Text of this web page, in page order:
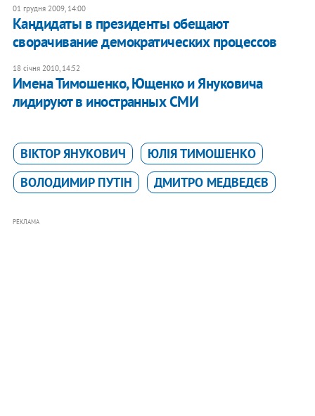
01 грудня 2009, 14:00
Кандидаты в президенты обещают
сворачивание демократических процессов
18 січня 2010, 14:52
Имена Тимошенко, Ющенко и Януковича
лидируют в иностранных СМИ
ВІКТОР ЯНУКОВИЧ
ЮЛІЯ ТИМОШЕНКО
ВОЛОДИМИР ПУТІН
ДМИТРО МЕДВЕДЄВ
РЕКЛАМА